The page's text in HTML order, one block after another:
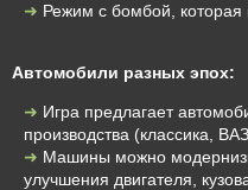
Режим с бомбой, которая
Автомобили разных эпох:
Игра предлагает
производства (классика,
Машины можно
улучшения двигателя,